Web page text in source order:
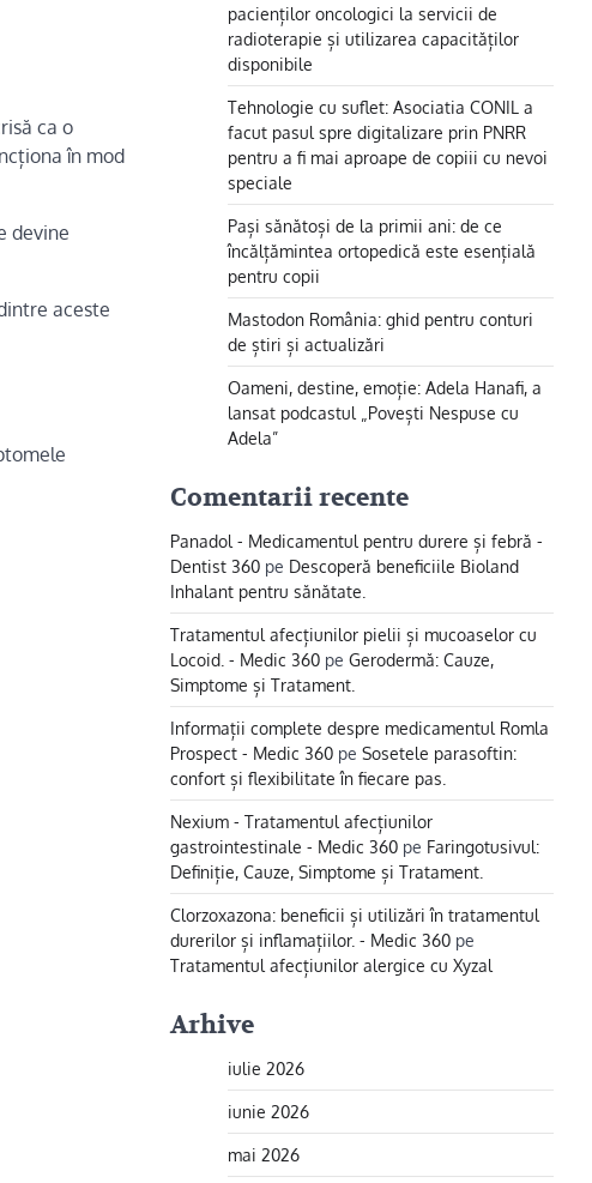
ca o
în mod
devine
aceste
pacienților oncologici la servicii de
radioterapie și utilizarea capacităților
disponibile
Tehnologie cu suflet: Asociatia CONIL a
facut pasul spre digitalizare prin PNRR
pentru a fi mai aproape de copiii cu nevoi
speciale
Pași sănătoși de la primii ani: de ce
încălțămintea ortopedică este esențială
pentru copii
Mastodon România: ghid pentru conturi
de știri și actualizări
Oameni, destine, emoție: Adela Hanafi, a
lansat podcastul „Povești Nespuse cu
Adela”
Comentarii recente
Panadol - Medicamentul pentru durere și febră -
Dentist 360 pe Descoperă beneficiile Bioland
Inhalant pentru sănătate.
Tratamentul afecțiunilor pielii și mucoaselor cu
Locoid. - Medic 360 pe Gerodermă: Cauze,
Simptome și Tratament.
Informații complete despre medicamentul Romla
Prospect - Medic 360 pe Sosetele parasoftin:
confort și flexibilitate în fiecare pas.
Nexium - Tratamentul afecțiunilor
gastrointestinale - Medic 360 pe Faringotusivul:
Definiție, Cauze, Simptome și Tratament.
Clorzoxazona: beneficii și utilizări în tratamentul
durerilor și inflamațiilor. - Medic 360 pe
Tratamentul afecțiunilor alergice cu Xyzal
Arhive
iulie 2026
iunie 2026
mai 2026